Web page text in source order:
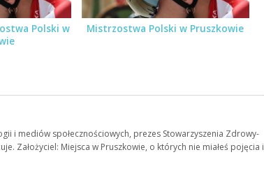
Polski w
Mistrzostwa Polski w Pruszkowie
i mediów społecznościowych, prezes Stowarzyszenia Zdrowy-
Założyciel: Miejsca w Pruszkowie, o których nie miałeś pojęcia i